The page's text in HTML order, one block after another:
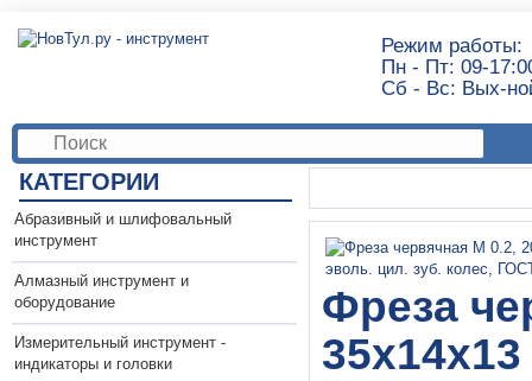
Режим работы:
Пн - Пт: 09-
Сб - Вс: Вых-
КАТЕГОРИИ
Абразивный и шлифовальный
инструмент
Алмазный инструмент и
оборудование
Измерительный инструмент -
индикаторы и головки
Фреза